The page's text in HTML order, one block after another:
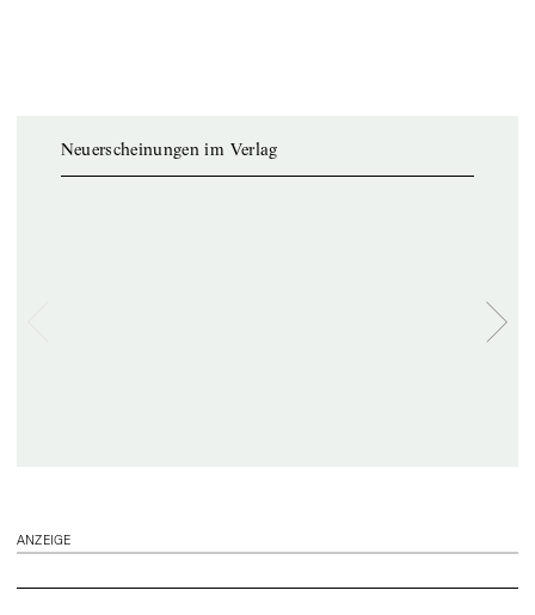
Neuerscheinungen im Verlag
ANZEIGE